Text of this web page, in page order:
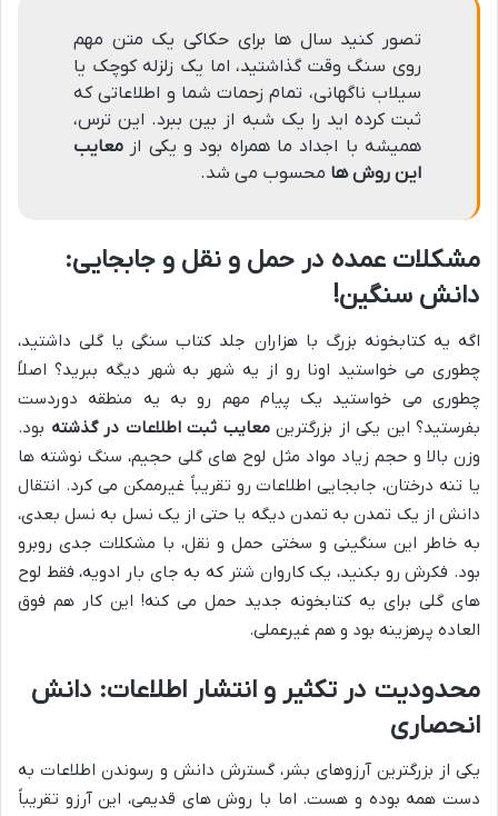
تصور کنید سال ها برای حکاکی یک متن مهم
روی سنگ وقت گذاشتید، اما یک زلزله کوچک یا
سیلاب ناگهانی، تمام زحمات شما و اطلاعاتی که
ثبت کرده اید را یک شبه از بین ببرد. این ترس،
همیشه با اجداد ما همراه بود و یکی از معایب
این روش ها محسوب می شد.
مشکلات عمده در حمل و نقل و جابجایی:
دانش سنگین!
اگه یه کتابخونه بزرگ با هزاران جلد کتاب سنگی یا گلی داشتید،
چطوری می خواستید اونا رو از یه شهر به شهر دیگه ببرید؟ اصلاً
چطوری می خواستید یک پیام مهم رو به یه منطقه دوردست
بفرستید؟ این یکی از بزرگترینمعایب ثبت اطلاعات در گذشته بود.
وزن بالا و حجم زیاد مواد مثل لوح های گلی حجیم، سنگ نوشته ها
یا تنه درختان، جابجایی اطلاعات رو تقریباً غیرممکن می کرد. انتقال
دانش از یک تمدن به تمدن دیگه یا حتی از یک نسل به نسل بعدی،
به خاطر این سنگینی و سختی حمل و نقل، با مشکلات جدی روبرو
بود. فکرش رو بکنید، یک کاروان شتر که به جای بار ادویه، فقط لوح
های گلی برای یه کتابخونه جدید حمل می کنه! این کار هم فوق
العاده پرهزینه بود و هم غیرعملی.
محدودیت در تکثیر و انتشار اطلاعات: دانش
انحصاری
یکی از بزرگترین آرزوهای بشر، گسترش دانش و رسوندن اطلاعات به
دست همه بوده و هست. اما با روش های قدیمی، این آرزو تقریباً